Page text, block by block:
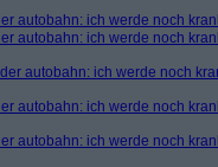
autobahn: ich werde noch
autobahn: ich werde noch
autobahn: ich werde noch
autobahn: ich werde noch
autobahn: ich werde noch